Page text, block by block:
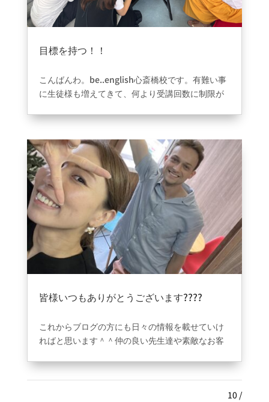
目標を持つ！！
こんばんわ。be..english心斎橋校です。有難い事
に生徒様も増えてきて、何より受講回数に制限が
留学へいかれたい、海外で稼いでみたい、海外旅
なりたいなど様々な目的でこられている人が沢山
いてます。1人で頑張れない時こそ先生と一緒に頑
張っていく、生徒様同士で頑張っていく！！小さ
い目標をなんでもいいから持つことが本当に大切
です！！モチベーションが上がらない時ほど思い
切って海外旅行の予約してみてくださいw雰囲気
や環境を整えるために初心者専門教室を作りまし
た。家族が無料になる制度も作りました。本気で
環境が1番大切とおもっているからこその今の教室
なので、目標を持ち一緒に頑張っていければこん
す！！チャレンジしましょう！！必ず前に進みま
皆様いつもありがとうございます????
これからブログの方にも日々の情報を載せていけ
ればと思います＾＾仲の良い先生達や素敵なお客
少しでも良い環境を作っていけるように日々努力
致します。英語はどれだけ環境を日常に作れるか
10 /